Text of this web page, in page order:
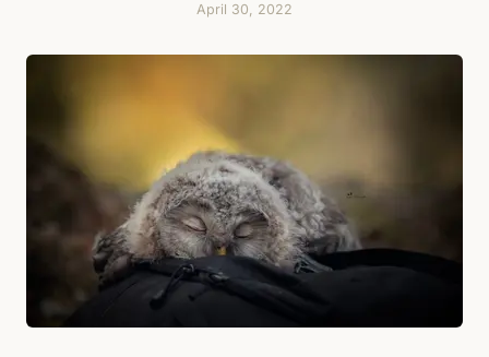
April 30, 2022